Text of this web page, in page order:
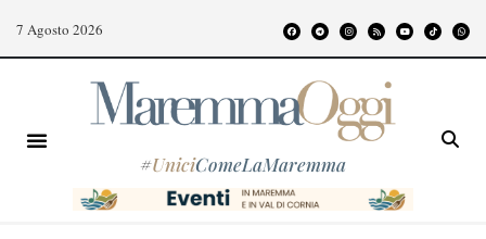
7 Agosto 2026
#UniciComeLaMaremma